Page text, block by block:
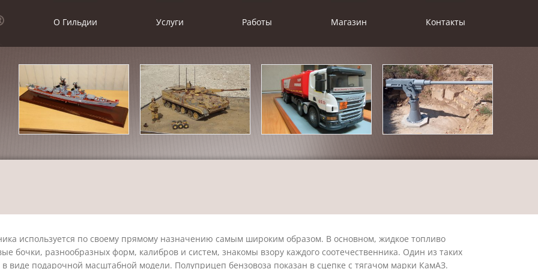
О Гильдии Услуги Работы Магазин Контакты
используется по своему прямому назначению самым широким образом. В основном, жидкое топливо
бочки, разнообразных форм, калибров и систем, знакомы взору каждого соотечественника. Один из таких
виде подарочной масштабной модели. Полуприцеп бензовоза показан в сцепке с тягачом марки КамАЗ.